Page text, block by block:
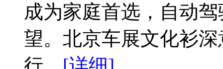
成为家庭首选，自动
望。北京车展文化衫